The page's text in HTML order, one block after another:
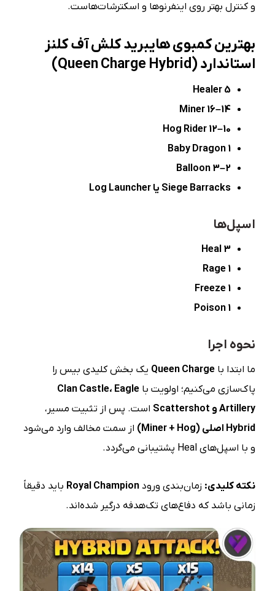
و کنترل بهتر روی اینفرنوها و اسکترشات‌هاست.
بهترین کمبوی هایبرید کلش آف کلنز
استاندارد (Queen Charge Hybrid)
5 Healer
14–16 Miner
10–12 Hog Rider
1 Baby Dragon
2–3 Balloon
Siege Barracks یا Log Launcher
اسپل‌ها
3 Heal
1 Rage
1 Freeze
1 Poison
نحوه اجرا
ما ابتدا باQueen Charge یک بخش کلیدی بیس را
پاک‌سازی می‌کنیم؛ اولویت با
Clan Castle، Eagle
Artillery و
است. پس از تثبیت مسیر،
Hybrid اصلی (Miner + Hog)
از سمت مخالف وارد می‌شود
و با اسپل‌های Heal پشتیبانی می‌گردد.
نکته کلیدی: زمان‌بندی ورودRoyal Champion باید دقیقاً
زمانی باشد که دفاع‌های تک‌هدفه درگیر شده‌اند.